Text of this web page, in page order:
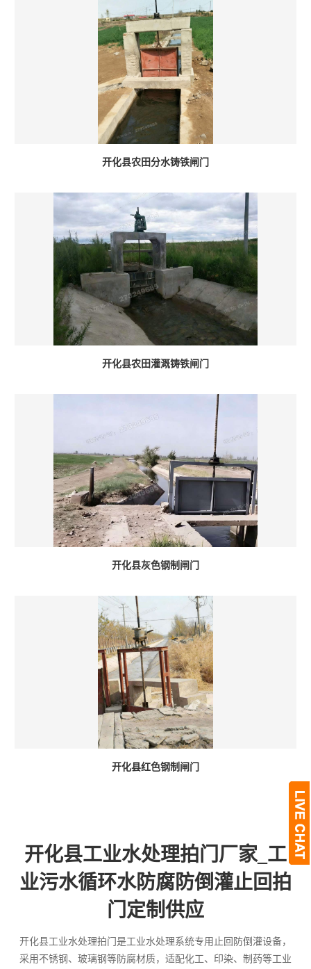
开化县农田分水铸铁闸门
开化县农田灌溉铸铁闸门
开化县灰色钢制闸门
开化县红色钢制闸门
开化县工业水处理拍门厂家_工
业污水循环水防腐防倒灌止回拍
门定制供应
开化县工业水处理拍门是工业水处理系统专用止回防倒灌设备，
采用不锈钢、玻璃钢等防腐材质，适配化工、印染、制药等工业